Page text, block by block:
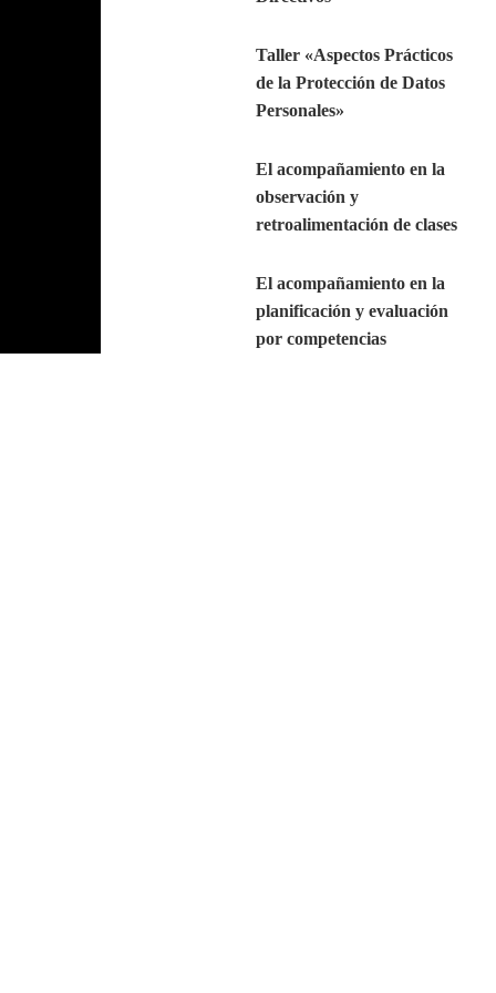
Taller «Aspectos Prácticos
de la Protección de Datos
Personales»
El acompañamiento en la
observación y
retroalimentación de clases
El acompañamiento en la
planificación y evaluación
por competencias